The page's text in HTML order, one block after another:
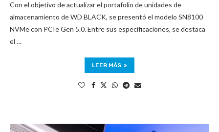
Con el objetivo de actualizar el portafolio de unidades de
almacenamiento de WD BLACK, se presentó el modelo SN8100
NVMe con PCIe Gen 5.0. Entre sus especificaciones, se destaca
el …
LEER MÁS